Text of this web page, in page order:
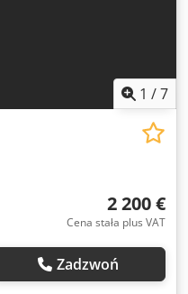
1 /7
2 200 €
Cena stała plus VAT
Zadzwoń